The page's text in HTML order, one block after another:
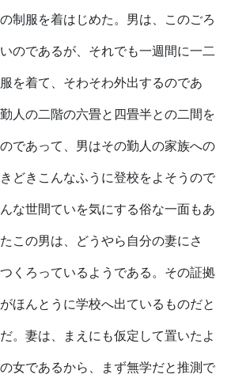
制服を着はじめた。男は、このごろ
のであるが、それでも一週間に一二
を着て、そわそわ外出するのであ
人の二階の六畳と四畳半との二間を
であって、男はその勤人の家族への
どきこんなふうに登校をよそうので
な世間ていを気にする俗な一面もあ
この男は、どうやら自分の妻にさ
くろっているようである。その証拠
ほんとうに学校へ出ているものだと
。妻は、まえにも仮定して置いたよ
女であるから、まず無学だと推測で